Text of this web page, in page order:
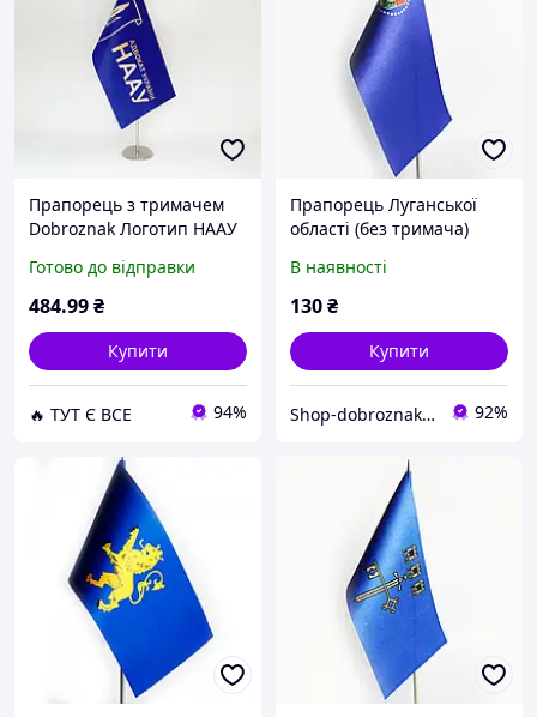
Прапорець з тримачем
Dobroznak Логотип НААУ
леопард1723/#1724) D15-
2026
Готово до відправки
484.99₴
Купити
🔥 ТУТ Є ВСЕ 94%
Прапорець Луганської
області (без тримача)
В наявності
130₴
Купити
Shop-dobroznak - Інтернет-магазин значків 92%